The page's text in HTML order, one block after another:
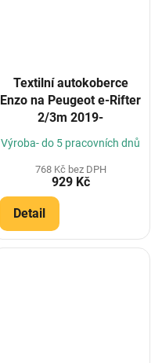
Textilní autokoberce
Enzo na Peugeot e-Rifter
2/3m 2019-
Výroba- do 5 pracovních dnů
768 Kč bez DPH
929 Kč
Detail